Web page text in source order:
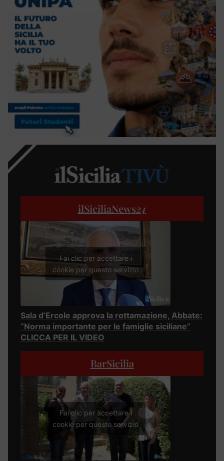
ilSiciliaNews24
Fai clic per accettare i
cookie per questo servizio
Sala d’Ercole approva la rottamazione, Abbate:
“Norma importante per le famiglie siciliane”
CLICCA PER IL VIDEO
BarSicilia
Fai clic per accettare i
cookie per questo servizio